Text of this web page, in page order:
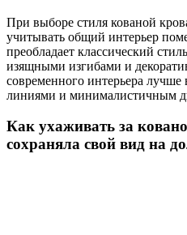
При выборе стиля кованой
учитывать общий интерьер
преобладает классический
изящными изгибами и
современного интерьера
линиями и минималистичным
Как ухаживать за
сохраняла свой вид на